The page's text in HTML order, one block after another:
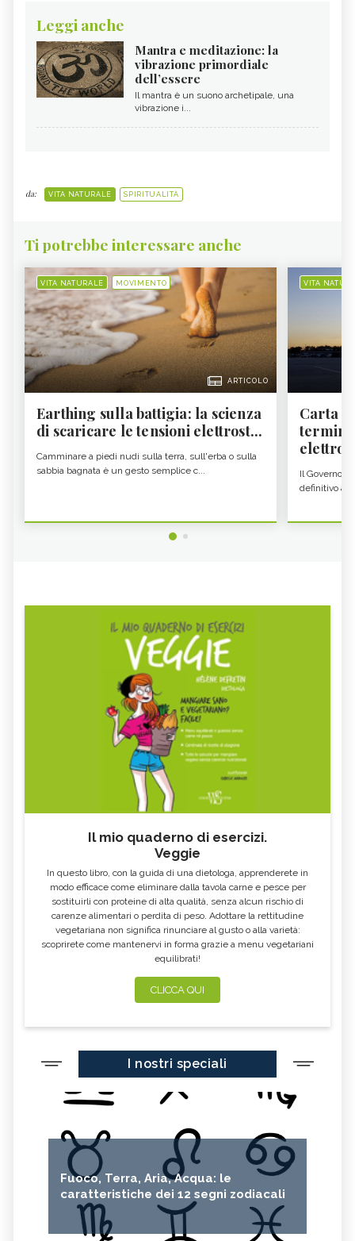
Leggi anche
Mantra e meditazione: la
vibrazione primordiale
dell’essere
Il mantra è un suono archetipale, una
vibrazione i...
da: VITA NATURALE SPIRITUALITÀ
Ti potrebbe interessare anche
VITA NATURALE MOVIMENTO
ARTICOLO
Earthing sulla battigia: la scienza
di scaricare le tensioni elettrost...
Camminare a piedi nudi sulla terra, sull'erba o sulla
sabbia bagnata è un gesto semplice c...
VITA
Carta
Il Governo
definitivo
Il mio quaderno di esercizi.
Veggie
In questo libro, con la guida di una dietologa, apprenderete in
modo efficace come eliminare dalla tavola carne e pesce per
sostituirli con proteine di alta qualità, senza alcun rischio di
carenze alimentari o perdita di peso. Adottare la rettitudine
vegetariana non significa rinunciare al gusto o alla varietà:
scoprirete come mantenervi in forma grazie a menu vegetariani
equilibrati!
CLICCA QUI
I nostri speciali
Fuoco, Terra, Aria, Acqua: le
caratteristiche dei 12 segni zodiacali